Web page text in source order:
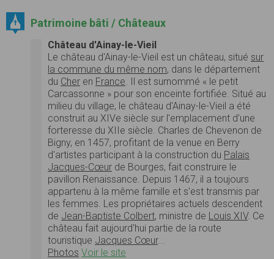
Patrimoine bâti / Châteaux
Château d'Ainay-le-Vieil
Le château d'Ainay-le-Vieil est un château, situé sur
la commune du même nom, dans le département
du Cher en France. Il est surnommé « le petit
Carcassonne » pour son enceinte fortifiée. Situé au
milieu du village, le château d'Ainay-le-Vieil a été
construit au XIVe siècle sur l'emplacement d'une
forteresse du XIIe siècle. Charles de Chevenon de
Bigny, en 1457, profitant de la venue en Berry
d'artistes participant à la construction du Palais
Jacques-Cœur de Bourges, fait construire le
pavillon Renaissance. Depuis 1467, il a toujours
appartenu à la même famille et s'est transmis par
les femmes. Les propriétaires actuels descendent
de Jean-Baptiste Colbert, ministre de Louis XIV. Ce
château fait aujourd'hui partie de la route
touristique Jacques Cœur...
Photos Voir le site